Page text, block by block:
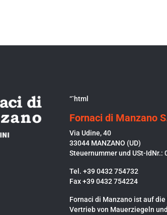
“`html
Fornaci di Manzano
Via Udine, 40
33044 MANZANO (UD)
Steuernummer und USt-IdNr.:
Tel. +39 0432 754732
Fax +39 0432 754224
Fornaci di Manzano ist auf
Vertrieb von Mauerziegeln